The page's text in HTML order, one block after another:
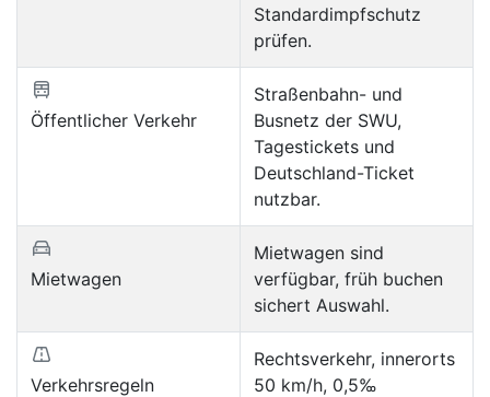
Standardimpfschutz
prüfen.
Öffentlicher Verkehr
Straßenbahn- und
Busnetz der SWU,
Tagestickets und
Deutschland-Ticket
nutzbar.
Mietwagen
Mietwagen sind
verfügbar, früh buchen
sichert Auswahl.
Verkehrsregeln
Rechtsverkehr, innerorts
50 km/h, 0,5‰